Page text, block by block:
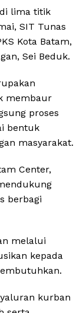
lima titik
SIT Tunas
Kota Batam,
Sei Beduk.
membaur
proses
bentuk
masyarakat.
Center,
berbagi
melalui
kepada
kurban